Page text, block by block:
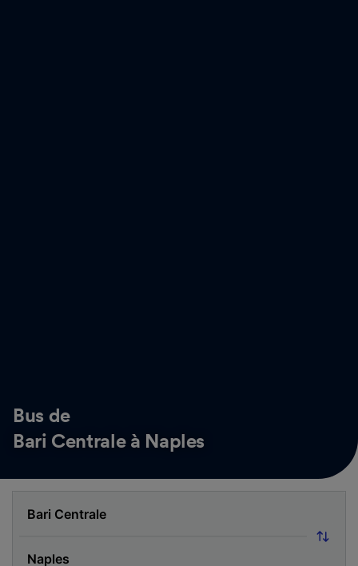
Bus de
Bari Centrale à Naples